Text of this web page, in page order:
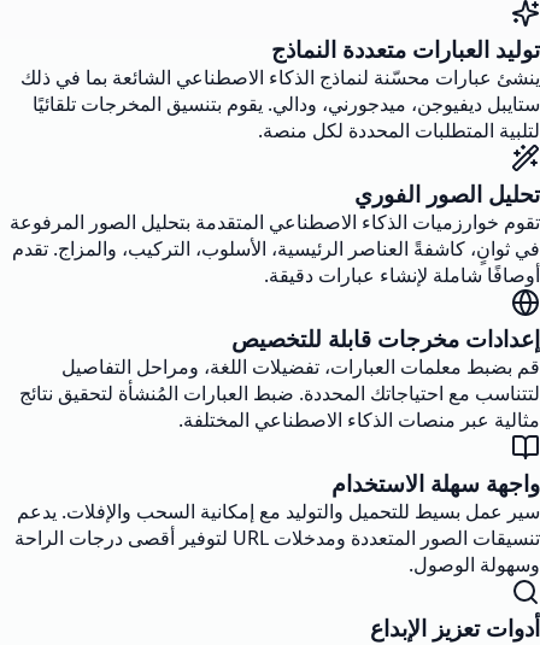
توليد العبارات متعددة النماذج
ينشئ عبارات محسّنة لنماذج الذكاء الاصطناعي الشائعة بما في ذلك
ستايبل ديفيوجن، ميدجورني، ودالي. يقوم بتنسيق المخرجات تلقائيًا
لتلبية المتطلبات المحددة لكل منصة.
تحليل الصور الفوري
تقوم خوارزميات الذكاء الاصطناعي المتقدمة بتحليل الصور المرفوعة
في ثوانٍ، كاشفةً العناصر الرئيسية، الأسلوب، التركيب، والمزاج. تقدم
أوصافًا شاملة لإنشاء عبارات دقيقة.
إعدادات مخرجات قابلة للتخصيص
قم بضبط معلمات العبارات، تفضيلات اللغة، ومراحل التفاصيل
لتتناسب مع احتياجاتك المحددة. ضبط العبارات المُنشأة لتحقيق نتائج
مثالية عبر منصات الذكاء الاصطناعي المختلفة.
واجهة سهلة الاستخدام
سير عمل بسيط للتحميل والتوليد مع إمكانية السحب والإفلات. يدعم
تنسيقات الصور المتعددة ومدخلات URL لتوفير أقصى درجات الراحة
وسهولة الوصول.
أدوات تعزيز الإبداع